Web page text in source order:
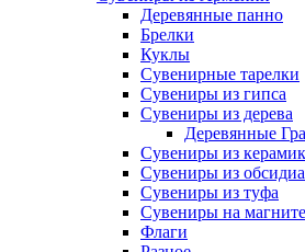
Деревянные панно
Брелки
Куклы
Сувенирные тарелки
Сувениры из гипса
Сувениры из дерева
Деревянные
Сувениры из
Сувениры из
Сувениры из туфа
Сувениры на магните
Флаги